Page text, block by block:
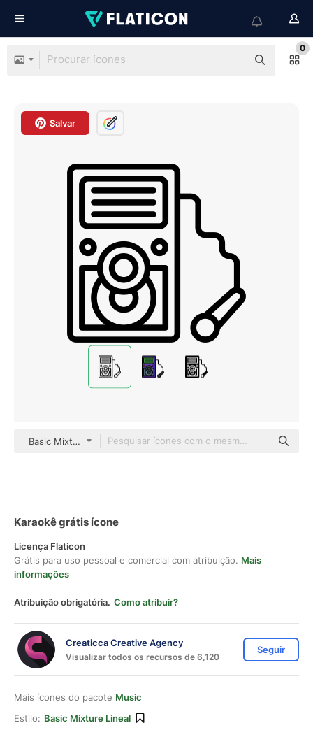
0
Salvar
Basic Mixture Lineal
Karaokê grátis ícone
Licença Flaticon
Grátis para uso pessoal e comercial com atribuição. Mais
informações
Atribuição obrigatória. Como atribuir?
Creaticca Creative Agency
Visualizar todos os recursos de 6,120
Seguir
Mais ícones do pacote Music
Estilo: Basic Mixture Lineal